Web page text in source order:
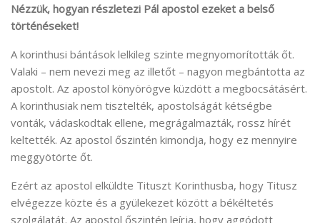
Nézzük, hogyan részletezi Pál apostol ezeket a belső
történéseket!
A korinthusi bántások lelkileg szinte megnyomorították őt.
Valaki – nem nevezi meg az illetőt – nagyon megbántotta az
apostolt. Az apostol könyörögve küzdött a megbocsátásért.
A korinthusiak nem tisztelték, apostolságát kétségbe
vonták, vádaskodtak ellene, megrágalmazták, rossz hírét
keltették. Az apostol őszintén kimondja, hogy ez mennyire
meggyötörte őt.
Ezért az apostol elküldte Tituszt Korinthusba, hogy Titusz
elvégezze közte és a gyülekezet között a békéltetés
szolgálatát. Az apostol őszintén leírja, hogy aggódott